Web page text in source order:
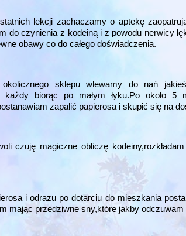
lekcji zachaczamy o aptekę
do czynienia z kodeiną i z powodu nerwicy
obawy co do całego doświadczenia.
sklepu wlewamy do nań
biorąc po małym łyku.Po około 5
zapalić papierosa i skupić się na
czuję magiczne obliczę
i odrazu po dotarciu do mieszkania
mając przedziwne sny,które jakby odczuwam